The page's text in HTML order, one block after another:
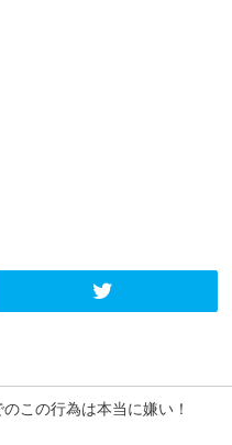
この行為は本当に嫌い！